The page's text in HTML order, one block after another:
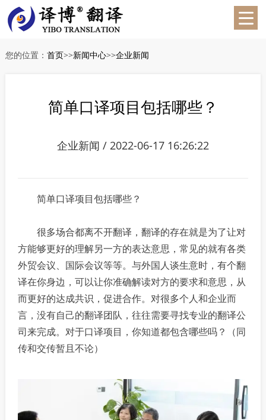
您的位置： 首页>>新闻中心>>企业新闻
简单口译项目包括哪些？
企业新闻 / 2022-06-17 16:26:22
简单口译项目包括哪些？
很多场合都离不开翻译，翻译的存在就是为了让对
方能够更好的理解另一方的表达意思，常见的就有各类
外贸会议、国际会议等等。与外国人谈生意时，有个翻
译在你身边，可以让你准确解读对方的要求和意思，从
而更好的达成共识，促进合作。对很多个人和企业而
言，没有自己的翻译团队，往往需要寻找专业的翻译公
司来完成。对于口译项目，你知道都包含哪些吗？（同
传和交传暂且不论）